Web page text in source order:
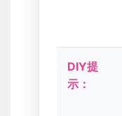
DIY提
示：